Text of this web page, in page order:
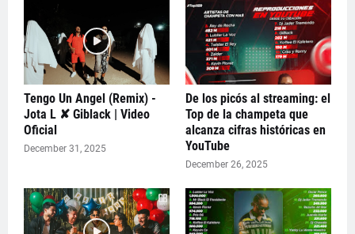
Tengo Un Angel (Remix) -
Jota L ✘ Giblack | Video
Oficial
December 31, 2025
De los picós al streaming: el
Top de la champeta que
alcanza cifras históricas en
YouTube
December 26, 2025